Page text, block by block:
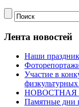
Лента новостей
Наши
Участие в
НОВОСТНАЯ
Памятные дни